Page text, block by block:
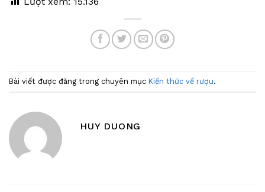
Bài viết được đăng trong chuyên mục Kiến thức về rượu.
HUY DUONG